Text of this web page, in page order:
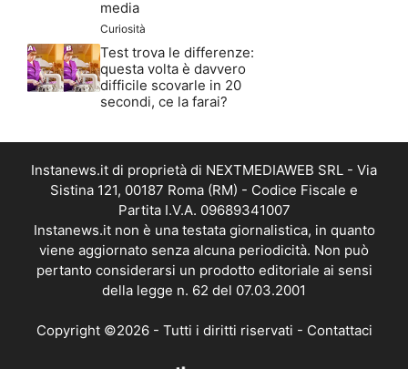
media
Curiosità
Test trova le differenze:
questa volta è davvero
difficile scovarle in 20
secondi, ce la farai?
Instanews.it di proprietà di NEXTMEDIAWEB SRL - Via
Sistina 121, 00187 Roma (RM) - Codice Fiscale e
Partita I.V.A. 09689341007
Instanews.it non è una testata giornalistica, in quanto
viene aggiornato senza alcuna periodicità. Non può
pertanto considerarsi un prodotto editoriale ai sensi
della legge n. 62 del 07.03.2001
Copyright ©2026 - Tutti i diritti riservati - Contattaci